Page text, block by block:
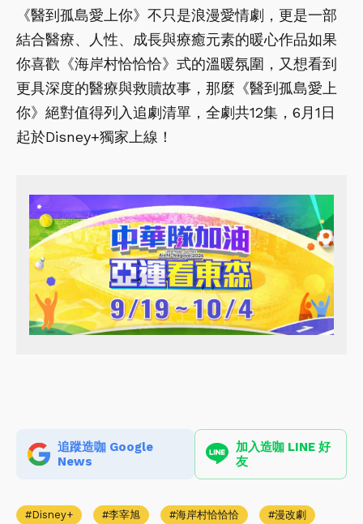
《醫到孤島愛上你》不只是浪漫愛情劇，更是一部
結合醫療、人性、成長與療癒元素的暖心作品如果
你喜歡《海岸村恰恰恰》式的溫暖氛圍，又想看到
更具深度的醫療與救贖故事，那麼《醫到孤島愛上
你》絕對值得列入追劇清單，全劇共12集，6月1日
起於Disney+獨家上線！
追蹤造咖 Google
News
加入造咖 LINE 好
友
Disney+ 李宰旭 海岸村恰恰恰 漫改劇